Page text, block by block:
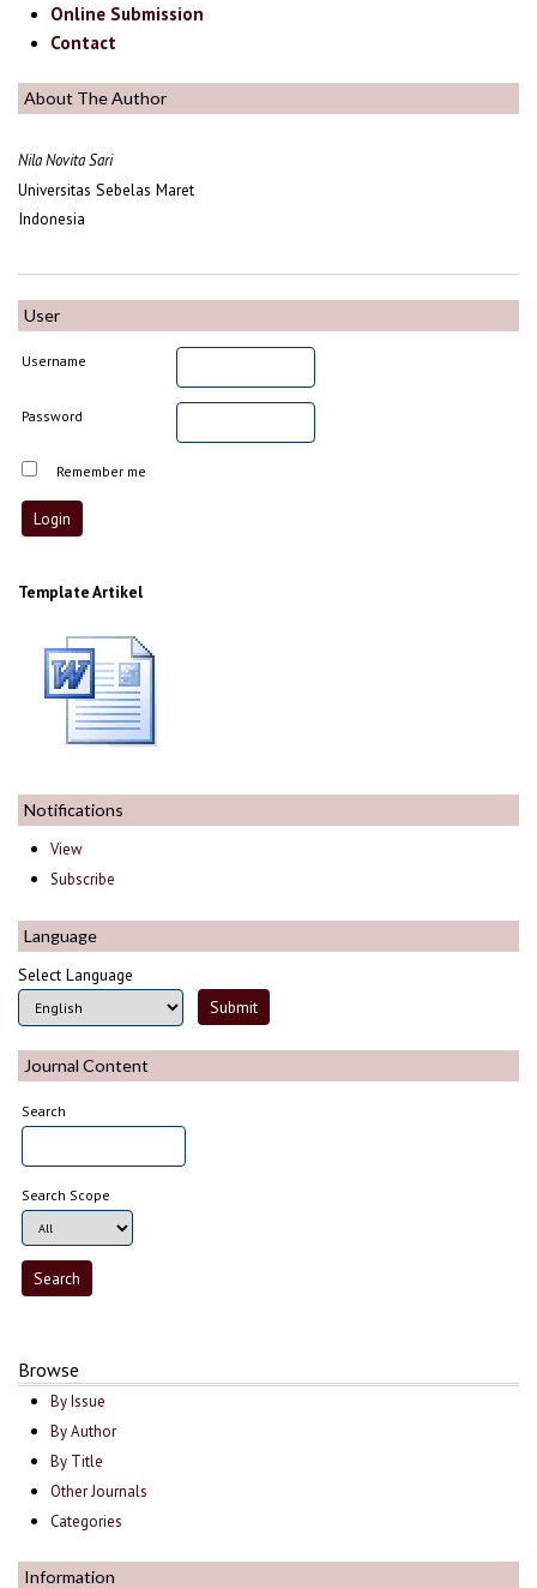
Online Submission
Contact
About The Author
Nila Novita Sari
Universitas Sebelas Maret
Indonesia
User
Username
Password
Remember me
Template Artikel
Notifications
View
Subscribe
Language
Select Language
Journal Content
Search
Search Scope
Browse
By Issue
By Author
By Title
Other Journals
Categories
Information